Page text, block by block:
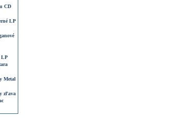
CD
LP
LP
Metal
zľava